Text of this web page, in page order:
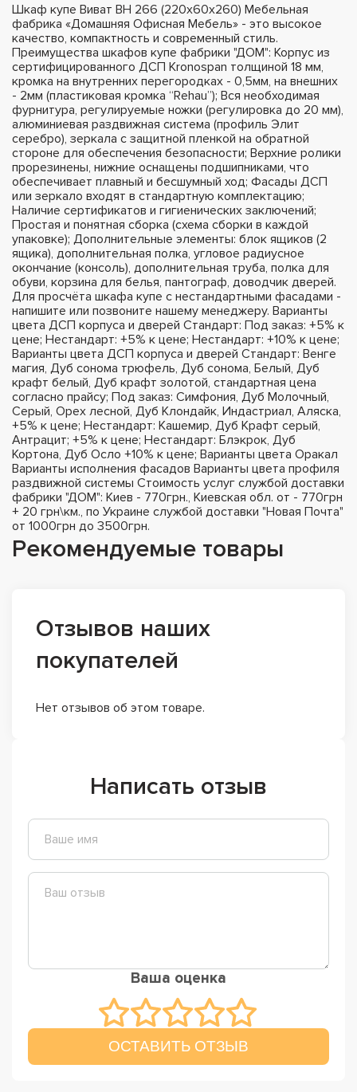
Шкаф купе Виват ВН 266 (220х60х260) Мебельная
фабрика «Домашняя Офисная Мебель» - это высокое
качество, компактность и современный стиль.
Преимущества шкафов купе фабрики "ДОМ": Корпус из
сертифицированного ДСП Kronospan толщиной 18 мм,
кромка на внутренних перегородках - 0,5мм, на внешних
- 2мм (пластиковая кромка “Rehau”); Вся необходимая
фурнитура, регулируемые ножки (регулировка до 20 мм),
алюминиевая раздвижная система (профиль Элит
серебро), зеркала с защитной пленкой на обратной
стороне для обеспечения безопасности; Верхние ролики
прорезинены, нижние оснащены подшипниками, что
обеспечивает плавный и бесшумный ход; Фасады ДСП
или зеркало входят в стандартную комплектацию;
Наличие сертификатов и гигиенических заключений;
Простая и понятная сборка (схема сборки в каждой
упаковке); Дополнительные элементы: блок ящиков (2
ящика), дополнительная полка, угловое радиусное
окончание (консоль), дополнительная труба, полка для
обуви, корзина для белья, пантограф, доводчик дверей.
Для просчёта шкафа купе с нестандартными фасадами -
напишите или позвоните нашему менеджеру. Варианты
цвета ДСП корпуса и дверей Стандарт: Под заказ: +5% к
цене; Нестандарт: +5% к цене; Нестандарт: +10% к цене;
Варианты цвета ДСП корпуса и дверей Стандарт: Венге
магия, Дуб сонома трюфель, Дуб сонома, Белый, Дуб
крафт белый, Дуб крафт золотой, стандартная цена
согласно прайсу; Под заказ: Симфония, Дуб Молочный,
Серый, Орех лесной, Дуб Клондайк, Индастриал, Аляска,
+5% к цене; Нестандарт: Кашемир, Дуб Крафт серый,
Антрацит; +5% к цене; Нестандарт: Блэкрок, Дуб
Кортона, Дуб Осло +10% к цене; Варианты цвета Оракал
Варианты исполнения фасадов Варианты цвета профиля
раздвижной системы Стоимость услуг службой доставки
фабрики "ДОМ": Киев - 770грн., Киевская обл. от - 770грн
+ 20 грн\км., по Украине службой доставки "Новая Почта"
от 1000грн до 3500грн.
Рекомендуемые товары
Отзывов наших
покупателей
Нет отзывов об этом товаре.
Написать отзыв
Ваша оценка
ОСТАВИТЬ ОТЗЫВ